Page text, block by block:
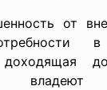
от
в
доходящая